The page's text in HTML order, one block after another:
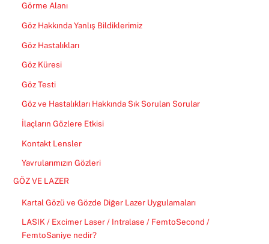
Görme Alanı
Göz Hakkında Yanlış Bildiklerimiz
Göz Hastalıkları
Göz Küresi
Göz Testi
Göz ve Hastalıkları Hakkında Sık Sorulan Sorular
İlaçların Gözlere Etkisi
Kontakt Lensler
Yavrularımızın Gözleri
GÖZ VE LAZER
Kartal Gözü ve Gözde Diğer Lazer Uygulamaları
LASIK / Excimer Laser / Intralase / FemtoSecond /
FemtoSaniye nedir?